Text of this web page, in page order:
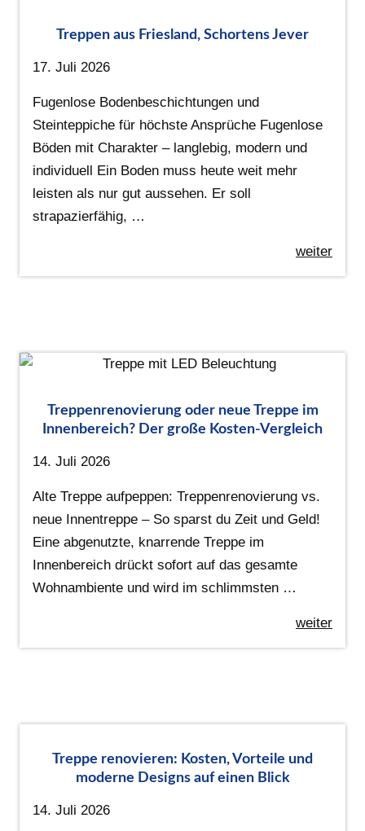
Treppen aus Friesland, Schortens Jever
17. Juli 2026
Fugenlose Bodenbeschichtungen und
Steinteppiche für höchste Ansprüche Fugenlose
Böden mit Charakter – langlebig, modern und
individuell Ein Boden muss heute weit mehr
leisten als nur gut aussehen. Er soll
strapazierfähig, …
weiter
Treppenrenovierung oder neue Treppe im
Innenbereich? Der große Kosten-Vergleich
14. Juli 2026
Alte Treppe aufpeppen: Treppenrenovierung vs.
neue Innentreppe – So sparst du Zeit und Geld!
Eine abgenutzte, knarrende Treppe im
Innenbereich drückt sofort auf das gesamte
Wohnambiente und wird im schlimmsten …
weiter
Treppe renovieren: Kosten, Vorteile und
moderne Designs auf einen Blick
14. Juli 2026